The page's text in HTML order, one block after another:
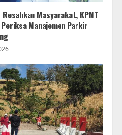
Masyarakat, KPMT
Periksa Manajemen Parkir